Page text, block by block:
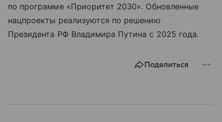
по программе «Приоритет 2030». Обновленные
нацпроекты реализуются по решению
Президента РФ Владимира Путина с 2025 года.
Поделиться